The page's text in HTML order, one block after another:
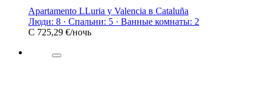
Apartamento LLuria y Valencia в Cataluña
Люди: 8 · Спальни: 5 · Ванные комнаты: 2
С 725,29 €/ночь